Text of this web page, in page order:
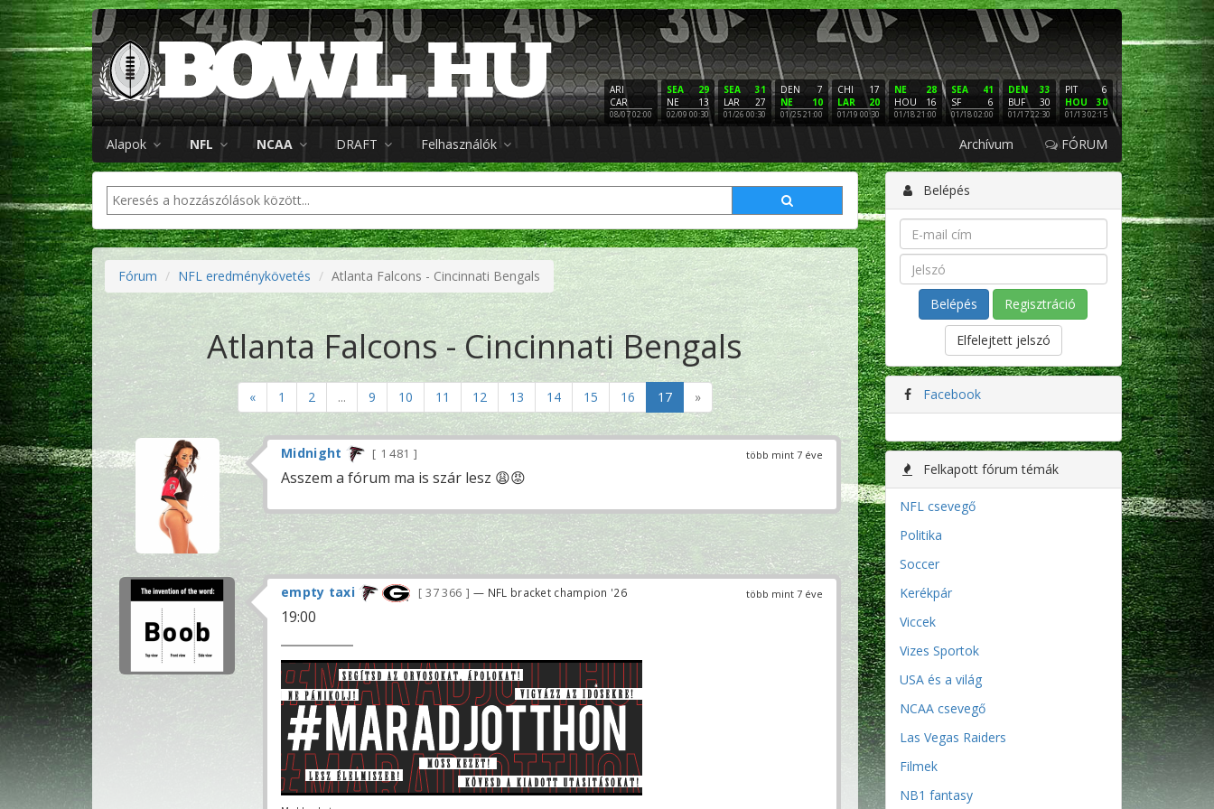
ARI
CAR
08/07 02:00
29
SEA
13
NE
02/09 00:30
31
SEA
27
LAR
01/26 00:30
7
DEN
10
NE
01/25 21:00
17
CHI
20
LAR
01/19 00:30
28
NE
16
HOU
01/18 21:00
41
SEA
6
SF
01/18 02:00
33
DEN
30
BUF
01/17 22:30
6
PIT
30
HOU
01/13 02:15
16
NE
3
LAC
01/12 02:00
PHI
SF
01/11
Alapok NFL NCAA DRAFT Felhasználók Archívum FÓRUM
Fórum NFL eredménykövetés Atlanta Falcons - Cincinnati Bengals
Atlanta Falcons - Cincinnati Bengals
« 1 2 ... 9 10 11 12 13 14 15 16 17 »
több mint 7 éve
Midnight 1 481
Asszem a fórum ma is szár lesz 😩😡
több mint 7 éve
empty taxi 37 366 — NFL bracket champion '26
19:00
Belépés
Regisztráció
Elfelejtett jelszó
Facebook
Felkapott fórum témák
NFL csevegő
Politika
Soccer
Kerékpár
Viccek
Vizes Sportok
USA és a világ
NCAA csevegő
Las Vegas Raiders
Filmek
NB1 fantasy